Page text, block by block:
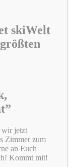
skiWelt
wir jetzt
Zimmer zum
an Euch
Kommt mit!